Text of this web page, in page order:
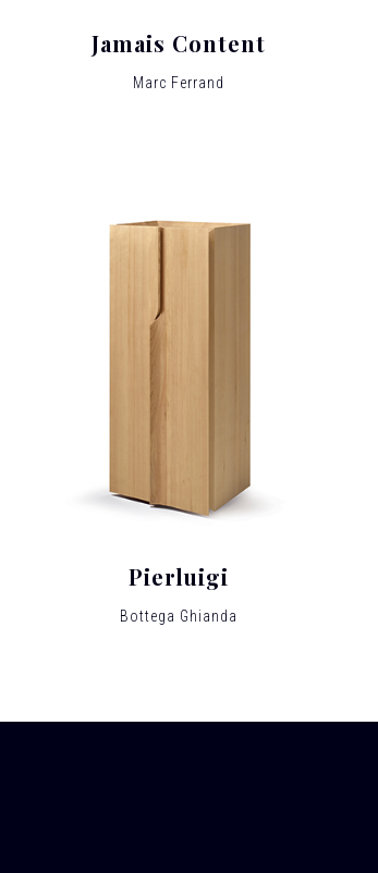
Jamais Content
Marc Ferrand
Pierluigi
Bottega Ghianda